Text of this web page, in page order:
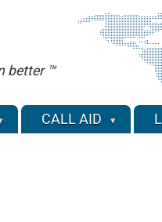
better ™
CALL AID